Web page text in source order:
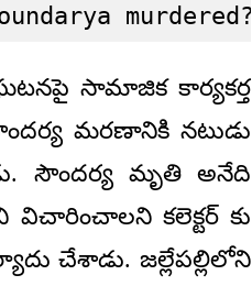
murdered?
సామాజిక కార్యకర్త
మరణానికి నటుడు
సౌందర్య మృతి అనేది
విచారించాలని కలెక్టర్ కు
చేశాడు. జల్లేపల్లిలోని